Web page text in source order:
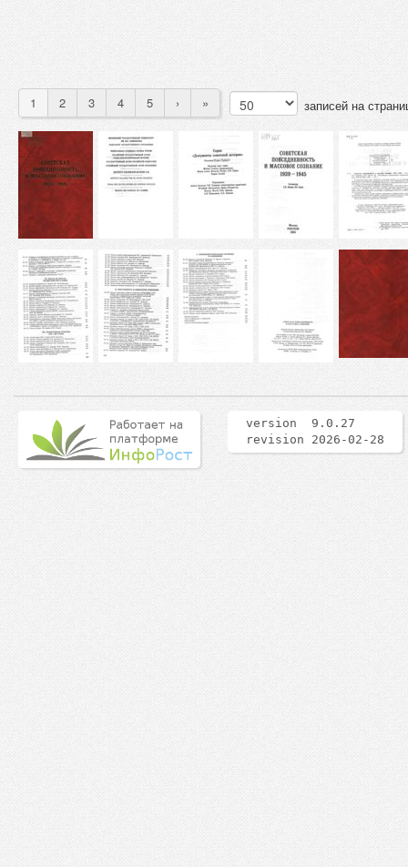
1 2 3 4 5 › » записей на
version 9.0.27
revision 2026-02-28